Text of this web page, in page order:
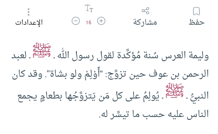
حفظ مشاركة زيادة حجم الخط
16 تقليل حجم الخطالإعدادات
وليمة العرس سُنة مُؤكَّدة لقول رسول الله ـﷺـ لعبد
الرحمن بن عوف حين تزوَّج: “أَوْلِمْ ولو بشاة”. وقد كان
النبيُّ ـﷺـ يُولِمُ على كل مَن يَتزوَّجُها بطعامٍ يجمع
الناس عليه حسب ما تيسَّر له.